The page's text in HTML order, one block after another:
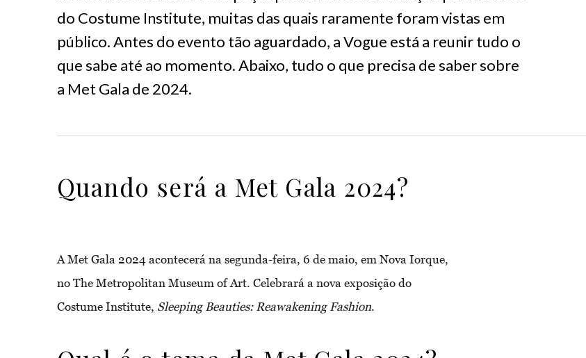
do Costume Institute, muitas das quais raramente foram vistas em
público. Antes do evento tão aguardado, a Vogue está a reunir tudo o
que sabe até ao momento. Abaixo, tudo o que precisa de saber sobre
a Met Gala de 2024.
Quando será a Met Gala 2024?
A Met Gala 2024 acontecerá na segunda-feira, 6 de maio, em Nova Iorque,
no The Metropolitan Museum of Art. Celebrará a nova exposição do
Costume Institute, Sleeping Beauties: Reawakening Fashion.